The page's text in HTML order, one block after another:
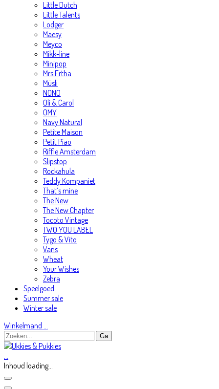
Little Dutch
Little Talents
Lodger
Maesy
Meyco
Mikk-line
Minipop
Mrs Ertha
Müsli
NONO
Oli & Carol
OMY
Navy Natural
Petite Maison
Petit Piao
Riffle Amsterdam
Slipstop
Rockahula
Teddy Kompaniet
That’s mine
The New
The New Chapter
Tocoto Vintage
TWO YOU LABEL
Tygo & Vito
Vans
Wheat
Your Wishes
Zebra
Speelgoed
Summer sale
Winter sale
Winkelmand …
…
Inhoud loading...